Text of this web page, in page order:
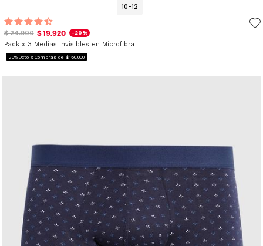
10-12
$ 24.900 $ 19.920 -20%
Pack x 3 Medias Invisibles en Microfibra
20%Dcto x Compras de $160.000